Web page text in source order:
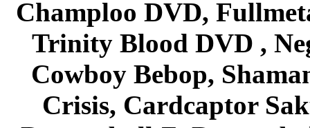
Champloo DVD,
Trinity Blood DVD ,
Cowboy Bebop,
Crisis, Cardcaptor